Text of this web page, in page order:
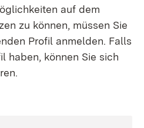
auf dem
zu können, müssen Sie
Profil anmelden. Falls
haben, können Sie sich